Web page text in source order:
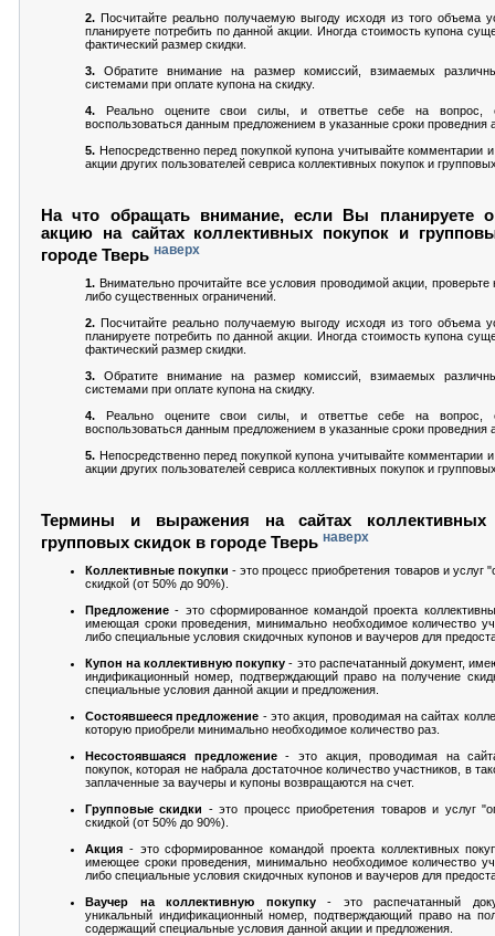
2. Посчитайте реально получаемую выгоду исходя из того объема
планируете потребить по данной акции. Иногда стоимость купона
фактический размер скидки.
3. Обратите внимание на размер комиссий, взимаемых
системами при оплате купона на скидку.
4. Реально оцените свои силы, и ответтье себе на
воспользоваться данным предложением в указанные сроки проведния
5. Непосредственно перед покупкой купона учитывайте комментарии
акции других пользователей севриса коллективных покупок и
На что обращать внимание, если Вы планируете
акцию на сайтах коллективных покупок и
городе Тверь наверх
1. Внимательно прочитайте все условия проводимой акции, проверьте
либо существенных ограничений.
2. Посчитайте реально получаемую выгоду исходя из того объема
планируете потребить по данной акции. Иногда стоимость купона
фактический размер скидки.
3. Обратите внимание на размер комиссий, взимаемых
системами при оплате купона на скидку.
4. Реально оцените свои силы, и ответтье себе на
воспользоваться данным предложением в указанные сроки проведния
5. Непосредственно перед покупкой купона учитывайте комментарии
акции других пользователей севриса коллективных покупок и
Термины и выражения на сайтах
групповых скидок в городе Тверь наверх
Коллективные покупки - это процесс приобретения товаров и услуг
скидкой (от 50% до 90%).
Предложение - это сформированное командой проекта
имеющая сроки проведения, минимально необходимое количество
либо специальные условия скидочных купонов и ваучеров для
Купон на коллективную покупку - это распечатанный документ,
индификационный номер, подтверждающий право на получение
специальные условия данной акции и предложения.
Состоявшееся предложение - это акция, проводимая на сайтах
которую приобрели минимально необходимое количество раз.
Несостоявшаяся предложение- это акция, проводимая на
покупок, которая не набрала достаточное количество участников, в
заплаченные за ваучеры и купоны возвращаются на счет.
Групповые скидки - это процесс приобретения товаров и услуг
скидкой (от 50% до 90%).
Акция - это сформированное командой проекта коллективных
имеющее сроки проведения, минимально необходимое количество
либо специальные условия скидочных купонов и ваучеров для
Ваучер на коллективную покупку- это распечатанный
уникальный индификационный номер, подтверждающий право на
содержащий специальные условия данной акции и предложения.